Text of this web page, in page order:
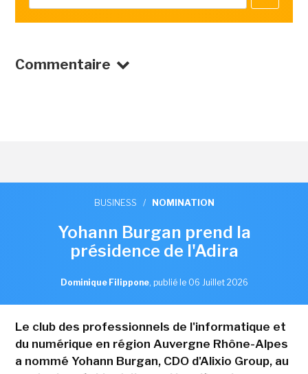
Commentaire
BUSINESS / NOMINATION
Yohann Burgan prend la
présidence de l'Adira
Dominique Filippone, publié le 06 Juillet 2026
Le club des professionnels de l'informatique et
du numérique en région Auvergne Rhône-Alpes
a nommé Yohann Burgan, CDO d'Alixio Group, au